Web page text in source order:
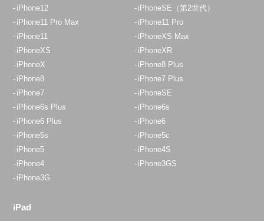
iPhone12
iPhoneSE（第2世代）
iPhone11 Pro Max
iPhone11 Pro
iPhone11
iPhoneXS Max
iPhoneXS
iPhoneXR
iPhoneX
iPhone8 Plus
iPhone8
iPhone7 Plus
iPhone7
iPhoneSE
iPhone6s Plus
iPhone6s
iPhone6 Plus
iPhone6
iPhone5s
iPhone5c
iPhone5
iPhone4S
iPhone4
iPhone3GS
iPhone3G
iPad